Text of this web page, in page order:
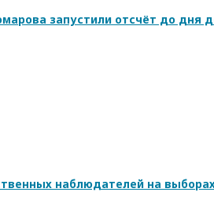
запустили отсчёт до
наблюдателей на